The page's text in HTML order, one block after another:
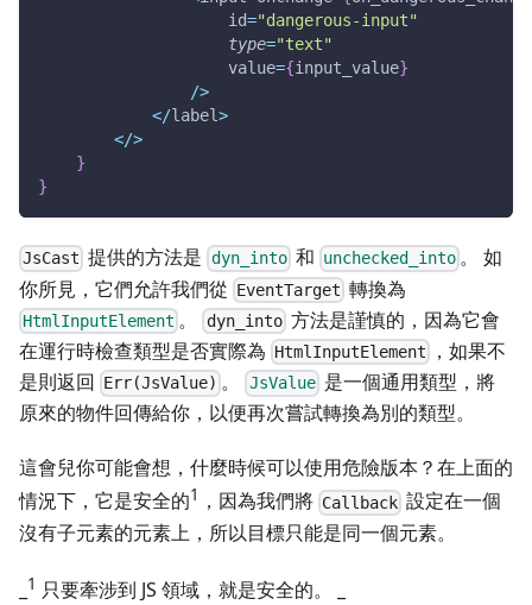
                    id
="dangerous-input"
type="text"
                    value
={input_value}
/>
</label>
</>
}
}
JsCast 提供的方法是 dyn_into和 unchecked_into 。 如
你所見，它們允許我們從 EventTarget 轉換為
HtmlInputElement 。 dyn_into方法是謹慎的，因為它會
在運行時檢查類型是否實際為 HtmlInputElement
，如果不
是則返回 Err(JsValue) 。 JsValue是一個通用類型，將
原來的物件回傳給你，以便再次嘗試轉換為別的類型。
這會兒你可能會想，什麼時候可以使用危險版本？在上面的
情況下，它是安全的1 ，因為我們將 Callback 設定在一個
沒有子元素的元素上，所以目標只能是同一個元素。
1 只要牽涉到 JS 領域，就是安全的。 _